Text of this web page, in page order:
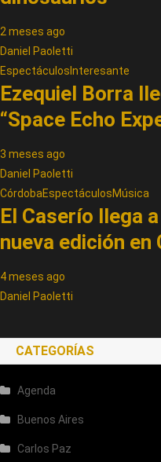
2 meses ago
Daniel Paoletti
Espectáculos Interesante
Ezequiel Borra
“Space Echo
3 meses ago
Daniel Paoletti
CórdobaEspectáculosMúsica
El Caserío llega
nueva edición en
4 meses ago
Daniel Paoletti
CATEGORÍAS
Agenda
Buenos Aires
Carlos Paz